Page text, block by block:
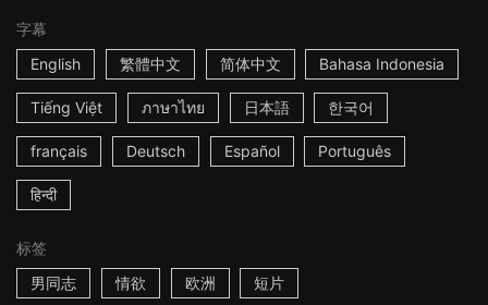
字幕
English
繁體中文 简体中文 Bahasa Indonesia
Tiếng Việt ภาษาไทย 日本語 한국어
français Deutsch Español Português
हिन्दी
标签
男同志
情欲 欧洲 短片